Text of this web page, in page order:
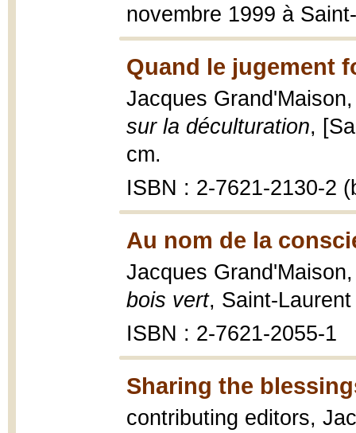
novembre 1999 à
Quand le jugement
Jacques
sur la déculturation,
cm.
ISBN : 2-7621-2130-2
Au nom de la
Jacques
bois vert, Saint-
ISBN : 2-7621-2055-1
Sharing the
contributing editors,